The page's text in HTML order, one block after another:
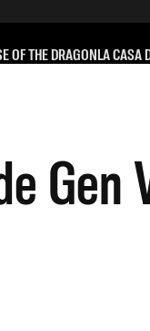
OF THE DRAGONLA CASA